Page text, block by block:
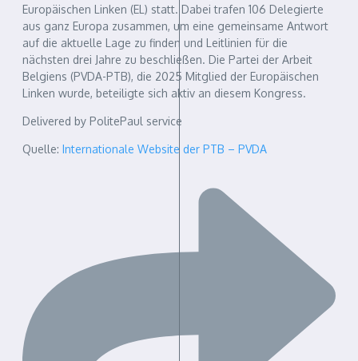
Europäischen Linken (EL) statt. Dabei trafen 106 Delegierte
aus ganz Europa zusammen, um eine gemeinsame Antwort
auf die aktuelle Lage zu finden und Leitlinien für die
nächsten drei Jahre zu beschließen. Die Partei der Arbeit
Belgiens (PVDA-PTB), die 2025 Mitglied der Europäischen
Linken wurde, beteiligte sich aktiv an diesem Kongress.
Delivered by PolitePaul service
Quelle: Internationale Website der PTB – PVDA